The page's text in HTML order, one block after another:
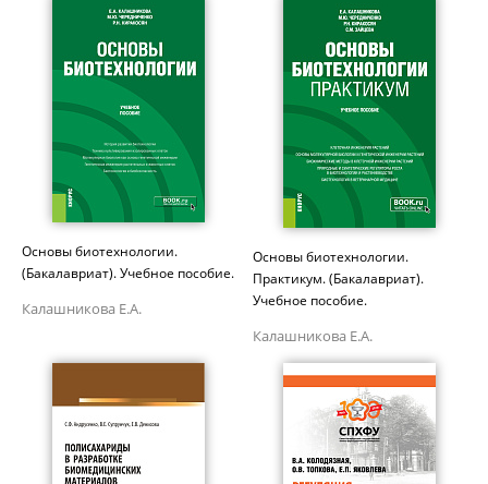
Основы биотехнологии.
(Бакалавриат). Учебное пособие.
Калашникова Е.А.
Основы биотехнологии.
Практикум. (Бакалавриат).
Учебное пособие.
Калашникова Е.А.